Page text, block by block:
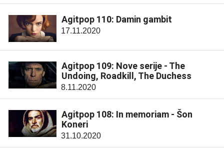
Agitpop 110: Damin gambit
17.11.2020
Agitpop 109: Nove serije - The
Undoing, Roadkill, The Duchess
8.11.2020
Agitpop 108: In memoriam - Šon
Koneri
31.10.2020